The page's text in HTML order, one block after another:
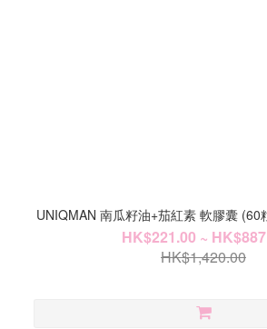
UNIQMAN 南瓜籽油+茄紅素 軟膠囊 (60
HK$221.00 ~
HK$1,420.00